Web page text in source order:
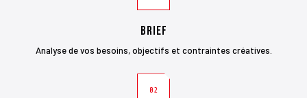
Brief
Analyse de vos besoins, objectifs et contraintes créatives.
02